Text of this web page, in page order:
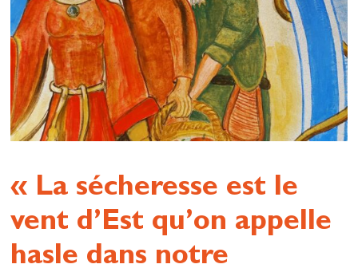
« La sécheresse est le
vent d’Est qu’on appelle
hasle dans notre